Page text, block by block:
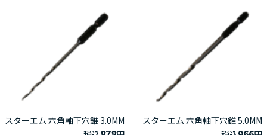
スターエム 六角軸下穴錐 3.0MM
スターエム 六角軸下穴錐 5.0MM